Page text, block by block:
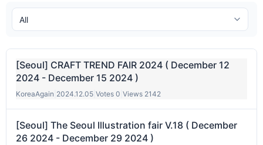
[Seoul] CRAFT TREND FAIR 2024 ( December 12
2024 - December 15 2024 )
KoreaAgain 2024.12.05 Votes 0 Views 2142
[Seoul] The Seoul Illustration fair V.18 ( December
26 2024 - December 29 2024 )